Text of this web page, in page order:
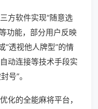
方软件实现“随意选
功能，部分用户反映
“透视他人牌型”的情
动连接等技术手段实
号”。
化的全能麻将平台，